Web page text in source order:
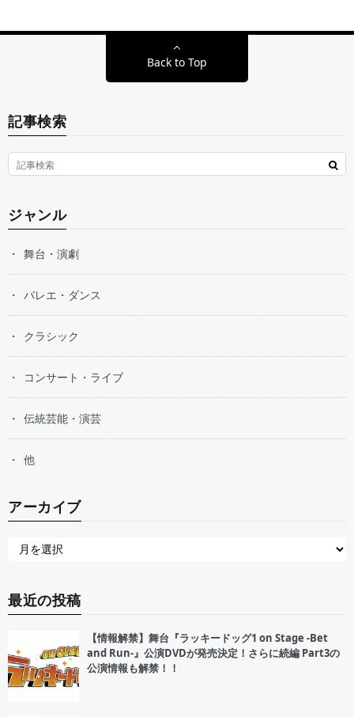
Back to Top
記事検索
ジャンル
舞台・演劇
バレエ・ダンス
クラシック
コンサート・ライブ
伝統芸能・演芸
他
アーカイブ
最近の投稿
【情報解禁】舞台『ラッキードッグ1 on Stage -Bet
and Run-』公演DVDが発売決定！さらに続編 Part3の
公演情報も解禁！！